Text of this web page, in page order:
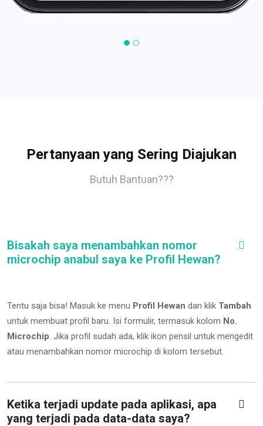
Pertanyaan yang Sering Diajukan
Butuh Bantuan???
Bisakah saya menambahkan nomor
microchip anabul saya ke Profil Hewan?
Tentu saja bisa! Masuk ke menu Profil Hewan dan klik Tambah
untuk membuat profil baru. Isi formulir, termasuk kolom No.
Microchip. Jika profil sudah ada, klik ikon pensil untuk mengedit
atau menambahkan nomor microchip di kolom tersebut.
Ketika terjadi update pada aplikasi, apa
yang terjadi pada data-data saya?